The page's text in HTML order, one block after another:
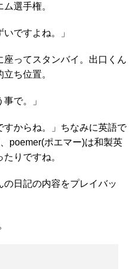
選手権。
ですよね。」
ってスタンバイ。出口くん
ち位置。
で。」
からね。」ちなみに英語で
poemer(ポエマー)は和製英
りですね。
日記の内容をプレイバッ